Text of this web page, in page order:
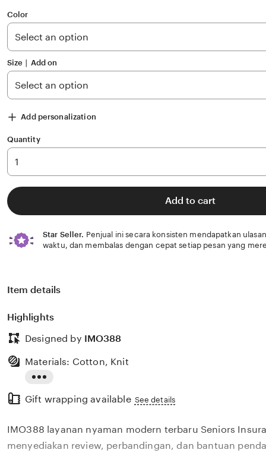
5
stars
Color
Size ∣ Add on
Add personalization
Quantity
Add to cart
Star Seller. Penjual ini secara konsisten mendapatkan
waktu, dan membalas dengan cepat setiap pesan yang
Item details
Highlights
Designed by IMO388
the
description
Materials: Cotton, Knit
Gift wrapping available See details
IMO388 layanan nyaman modern terbaru Seniors
menyediakan review, perbandingan, dan bantuan